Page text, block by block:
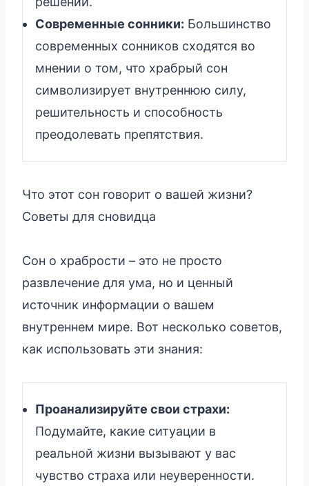
Современные сонники: Большинство
современных сонников сходятся во
мнении о том, что храбрый сон
символизирует внутреннюю силу,
решительность и способность
преодолевать препятствия.
Что этот сон говорит о вашей жизни?
Советы для сновидца
Сон о храбрости – это не просто
развлечение для ума, но и ценный
источник информации о вашем
внутреннем мире. Вот несколько советов,
как использовать эти знания:
Проанализируйте свои страхи:
Подумайте, какие ситуации в
реальной жизни вызывают у вас
чувство страха или неуверенности.